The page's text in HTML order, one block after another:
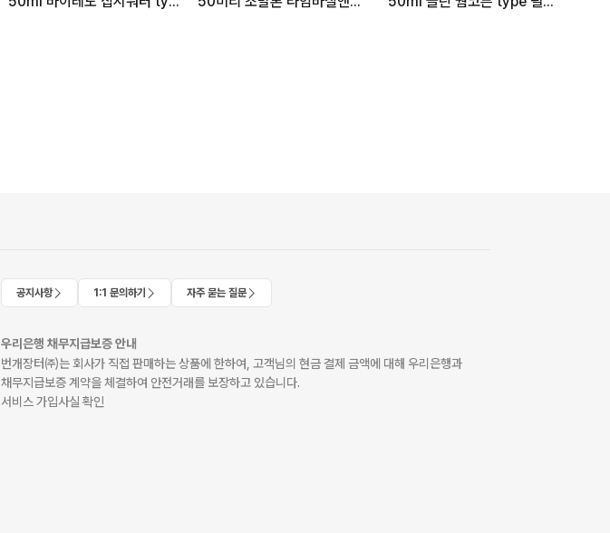
공지사항 1:1 문의하기 자주 묻는 질문
우리은행 채무지급보증 안내
번개장터㈜는 회사가 직접 판매하는 상품에 한하여, 고객님의 현금 결제 금액에 대해 우리은행과
채무지급보증 계약을 체결하여 안전거래를 보장하고 있습니다.
서비스 가입사실 확인